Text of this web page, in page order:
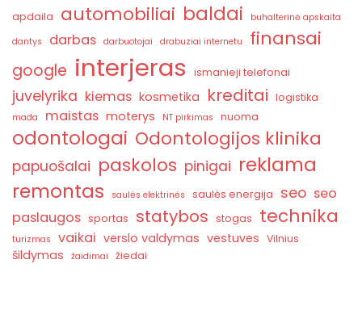
apdaila automobiliai baldai
buhalterinė apskaita
dantys
darbas darbuotojai drabuziai internetu finansai
google interjeras ismanieji telefonai
juvelyrika kiemas kosmetika kreditai logistika
mada maistas moterys NT pirkimas nuoma
odontologai Odontologijos klinika
papuošalai paskolos pinigai reklama
remontas
saulės elektrinės saulės energija seo seo
paslaugos sportas statybos stogas technika
turizmas vaikai verslo valdymas vestuves Vilnius
šildymas žaidimai žiedai